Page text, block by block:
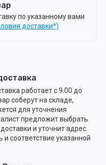
по указанному вами
доставки*)
работает с 9.00 до
соберут на складе,
для уточнения
предложит выбрать
и уточнит адрес.
соответствие указанной